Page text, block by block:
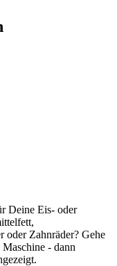
Deine Eis- oder
oder Zahnräder? Gehe
- dann